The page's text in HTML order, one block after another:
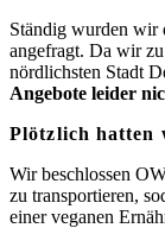
Ständig wurden wir
angefragt. Da wir
nördlichsten Stadt
Angebote leider
Plötzlich hatten
Wir beschlossen
zu transportieren,
einer veganen